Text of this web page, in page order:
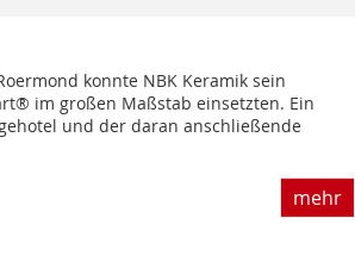
konnte NBK Keramik sein
im großen Maßstab einsetzten. Ein
und der daran anschließende
mehr